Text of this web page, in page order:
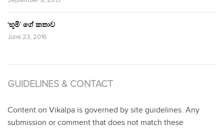
‘භූමි’ ගේ කතාව
June 23, 2016
GUIDELINES & CONTACT
Content on Vikalpa is governed by site guidelines. Any
submission or comment that does not match these